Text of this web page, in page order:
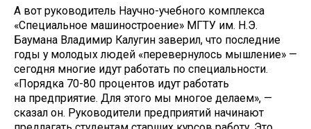
А вот руководитель Научно-учебного комплекса
«Специальное машиностроение» МГТУ им. Н.Э.
Баумана Владимир Калугин заверил, что последние
годы у молодых людей «перевернулось мышление» —
сегодня многие идут работать по специальности.
«Порядка 70-80 процентов идут работать
на предприятие. Для этого мы многое делаем», —
сказал он. Руководители предприятий начинают